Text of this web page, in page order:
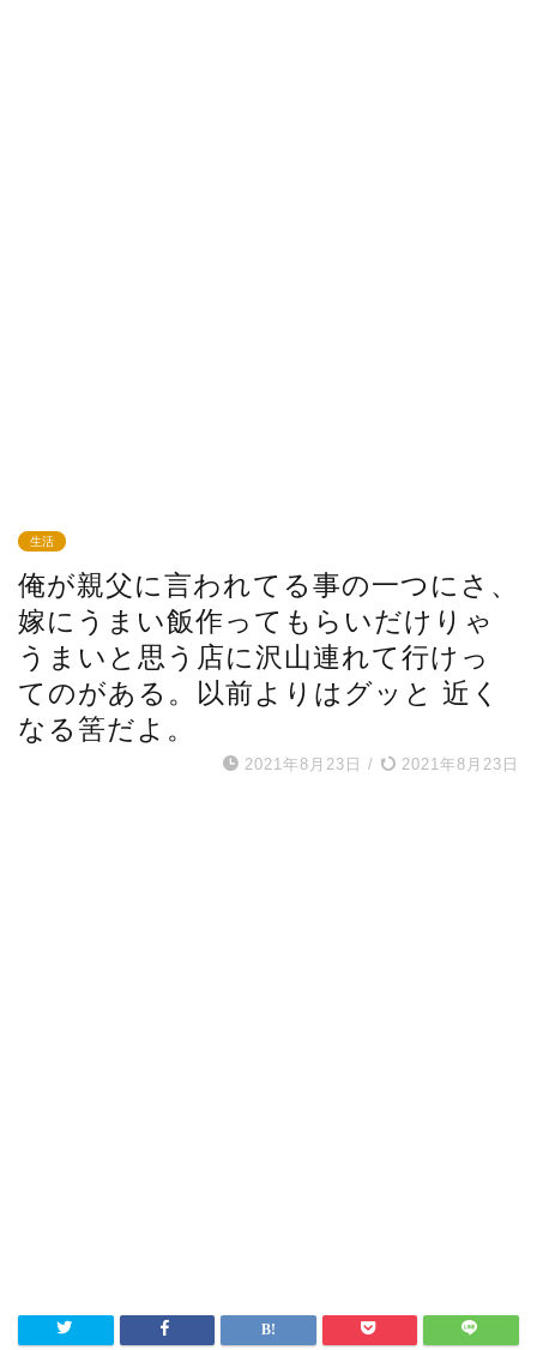
生活
俺が親父に言われてる事の一つにさ、
嫁にうまい飯作ってもらいだけりゃ
うまいと思う店に沢山連れて行けっ
てのがある。以前よりはグッと 近く
なる筈だよ。
2021年8月23日 / 2021年8月23日